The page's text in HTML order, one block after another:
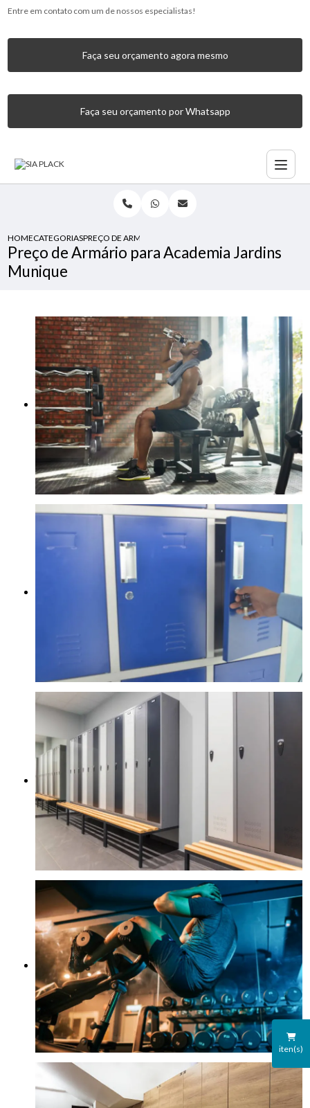
Entre em contato com um de nossos especialistas!
Faça seu orçamento agora mesmo
Faça seu orçamento por Whatsapp
iten(s)
HOMECATEGORIASPREÇO DE ARMÁRIO PARA ACADEMIA JARDINS MUNIQUE
Preço de Armário para Academia Jardins
Munique